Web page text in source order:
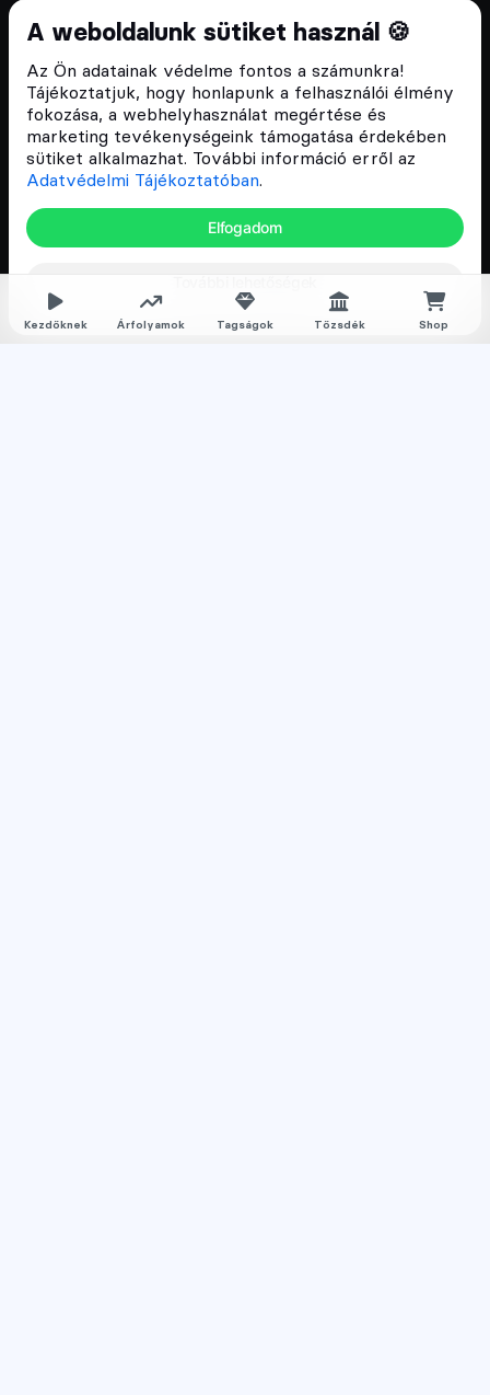
Kezdőknek Árfolyamok Tagságok Tőzsdék Shop
A weboldalunk sütiket használ 🍪
Az Ön adatainak védelme fontos a számunkra!
Tájékoztatjuk, hogy honlapunk a felhasználói élmény
fokozása, a webhelyhasználat megértése és
marketing tevékenységeink támogatása érdekében
sütiket alkalmazhat. További információ erről az
Adatvédelmi Tájékoztatóban.
Elfogadom
Cryptofalka 2018 óta
Szívünkön viseljük a blokklánc technológia
népszerűsítését Magyarországon, ezért 2018 óta a
Cryptofalka célja, hogy biztosítsa a hazai közösség
és vállalatok digitális oktatását és fejlődését.
Oldalak
Árfolyamok
Rólunk